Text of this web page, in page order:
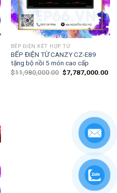
BẾP ĐIỆN KẾT HỢP TỪ
BẾP ĐIỆN TỪ CANZY CZ-E89
tặng bộ nồi 5 món cao cấp
$11,980,000.00 $7,787,000.00